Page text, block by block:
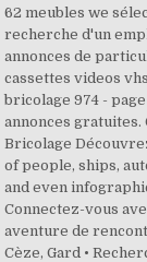
62 meubles we
recherche d'un
annonces de
cassettes videos
bricolage 974 -
annonces gratuites.
Bricolage
of people, ships,
and even
Connectez-vous
aventure de
Cèze, Gard •